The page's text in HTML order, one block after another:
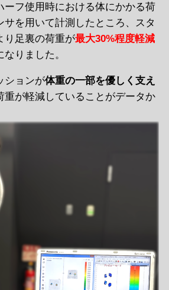
ーフ使用時における体にかかる荷
サを用いて計測したところ、スタ
り足裏の荷重が最大30%程度軽減
りました。
ションが体重の一部を優しく支え
重が軽減していることがデータか